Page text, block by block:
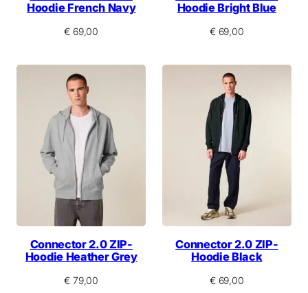
Hoodie French Navy
€ 69,00
Hoodie Bright Blue
€69,00
Connector 2.0 ZIP-
Hoodie Heather Grey
€ 79,00
Connector 2.0 ZIP-
Hoodie Black
€69,00